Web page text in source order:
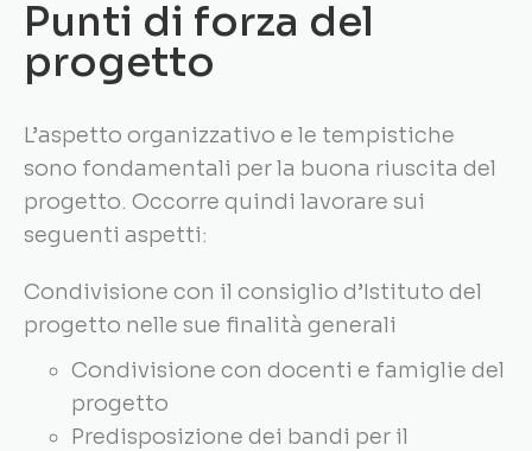
Punti di forza del
progetto
L’aspetto organizzativo e le tempistiche
sono fondamentali per la buona riuscita del
progetto. Occorre quindi lavorare sui
seguenti aspetti:
Condivisione con il consiglio d’Istituto del
progetto nelle sue finalità generali
Condivisione con docenti e famiglie del
progetto
Predisposizione dei bandi per il